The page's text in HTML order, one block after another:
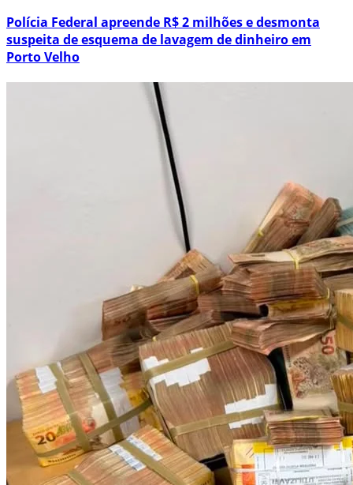
Polícia Federal apreende R$ 2 milhões e desmonta
suspeita de esquema de lavagem de dinheiro em
Porto Velho